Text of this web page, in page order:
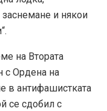
и някои
на Втората
с Ордена на
в антифашистката
се сдобил с